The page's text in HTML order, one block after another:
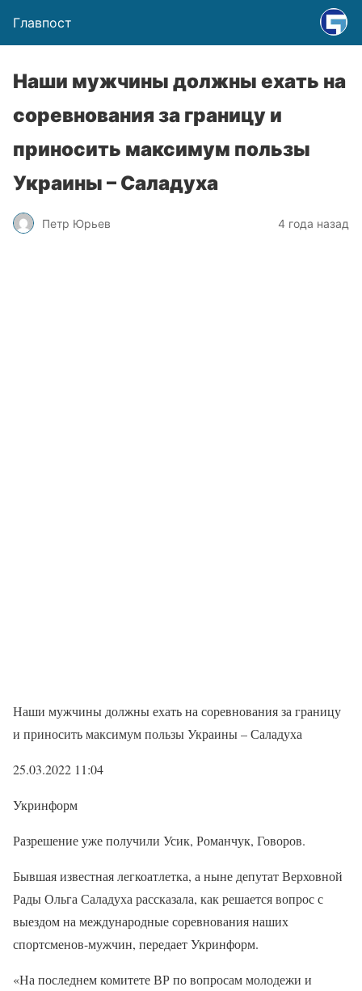
Главпост
Наши мужчины должны ехать на
соревнования за границу и
приносить максимум пользы
Украины – Саладуха
Петр Юрьев 4 года назад
Наши мужчины должны ехать на соревнования за границу
и приносить максимум пользы Украины – Саладуха
25.03.2022 11:04
Укринформ
Разрешение уже получили Усик, Романчук, Говоров.
Бывшая известная легкоатлетка, а ныне депутат Верховной
Рады Ольга Саладуха рассказала, как решается вопрос с
выездом на международные соревнования наших
спортсменов-мужчин, передает Укринформ.
«На последнем комитете ВР по вопросам молодежи и